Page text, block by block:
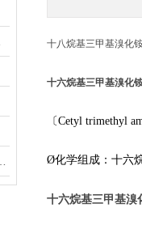
十八烷基三甲基溴化
十六烷基三甲基溴化
〔Cetyl trimethyl
Ø化学组成：十六
十六烷基三甲基溴